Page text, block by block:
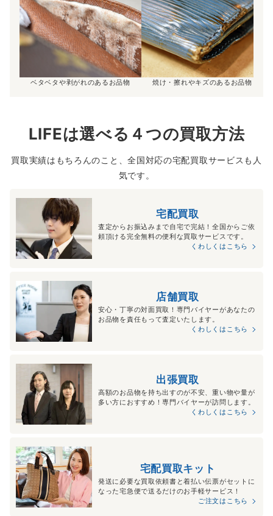
ベタベタや剥がれのあるお品物 焼け・擦れやキズのあるお品物
LIFEは選べる４つの買取方法
買取実績はもちろんのこと、全国対応の宅配買取サービスも人
気です。
宅配買取
査定からお振込みまで自宅で完結！全国からご依
頼頂ける完全無料の便利な買取サービスです。
くわしくはこちら
店舗買取
安心・丁寧の対面買取！専門バイヤーがあなたの
お品物を責任もって査定いたします。
くわしくはこちら
出張買取
高額のお品物を持ち出すのが不安、重い物や量が
多い方におすすめ！専門バイヤーが訪問します。
くわしくはこちら
宅配買取キット
発送に必要な買取依頼書と着払い伝票がセットに
なった宅急便で送るだけのお手軽サービス！
ご注文はこちら